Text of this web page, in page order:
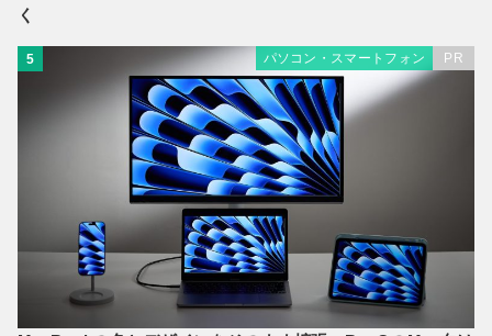
く
5 パソコン・スマートフォン PR